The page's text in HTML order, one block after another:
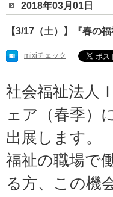
2018年03月01日
【3/17（土）】『春の
mixiチェック
社会福祉法人
ェア（春季）
出展します。
福祉の職場で
る方、この機